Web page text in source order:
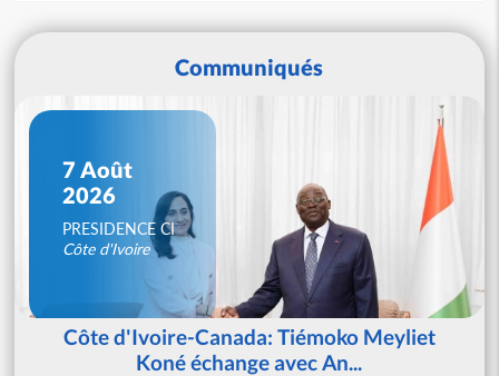
Communiqués
7 Août
2026
PRESIDENCE CI
Côte d'Ivoire
Côte d'Ivoire-Canada: Tiémoko Meyliet
Koné échange avec An...